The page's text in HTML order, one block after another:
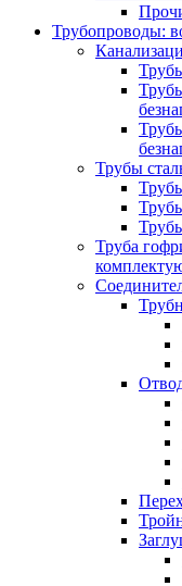
Трубопроводы:
Трубы
Труба